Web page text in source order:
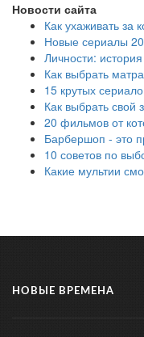
Новости сайта
Как ухаживать за
Новые сериалы
Личности:
Как выбрать
15 крутых
Как выбрать свой
20 фильмов от
Барбершоп - это
10 советов по
Какие мультии
НОВЫЕ ВРЕМЕНА